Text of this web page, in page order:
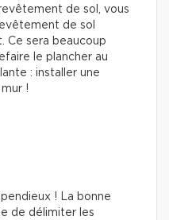
de sol, vous
de sol
Ce sera beaucoup
le plancher au
: installer une
!
! La bonne
de délimiter les